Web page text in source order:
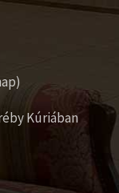
Kúriában